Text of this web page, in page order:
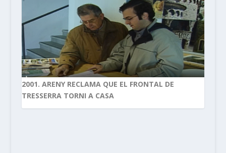
2001. ARENY RECLAMA QUE EL FRONTAL DE
TRESSERRA TORNI A CASA